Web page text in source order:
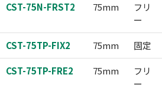
CST-75N-FRST2 75mm
フリ
ー
CST-75TP-FIX2 75mm 固定
CST-75TP-FRE2 75mm
フリ
ー